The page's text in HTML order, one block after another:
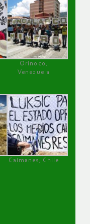
Orinoco,
Venezuela
Caimanes, Chile